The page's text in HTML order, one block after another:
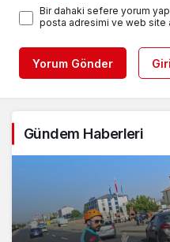
Bir dahaki sefere yorum
posta adresimi ve web site
Yorum Gönder
Gündem Haberleri